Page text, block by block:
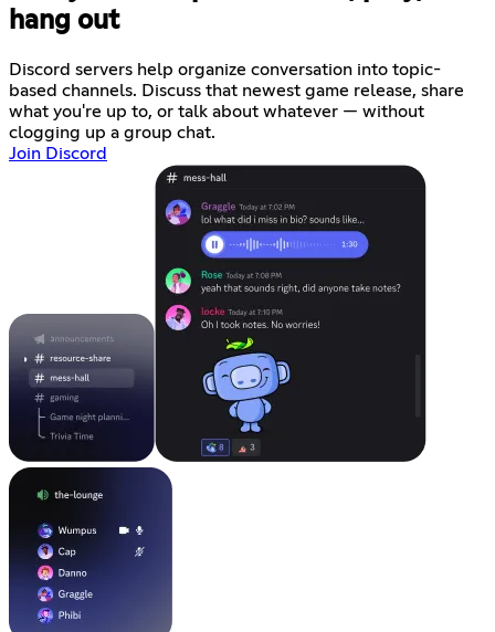
hang out
Discord servers help organize conversation into topic-
based channels. Discuss that newest game release, share
what you're up to, or talk about whatever — without
clogging up a group chat.
Join Discord